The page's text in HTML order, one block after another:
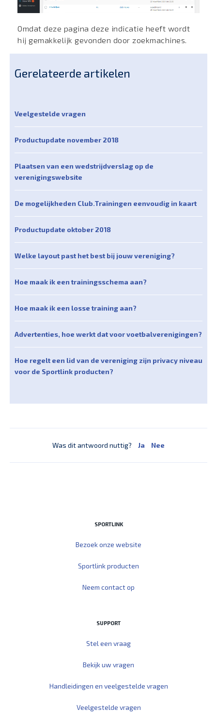
Omdat deze pagina deze indicatie heeft wordt
hij gemakkelijk gevonden door zoekmachines.
Gerelateerde artikelen
Veelgestelde vragen
Productupdate november 2018
Plaatsen van een wedstrijdverslag op de
verenigingswebsite
De mogelijkheden Club.Trainingen eenvoudig in kaart
Productupdate oktober 2018
Welke layout past het best bij jouw vereniging?
Hoe maak ik een trainingsschema aan?
Hoe maak ik een losse training aan?
Advertenties, hoe werkt dat voor voetbalverenigingen?
Hoe regelt een lid van de vereniging zijn privacy niveau
voor de Sportlink producten?
Was dit antwoord nuttig? Ja Nee
SPORTLINK
Bezoek onze website
Sportlink producten
Neem contact op
SUPPORT
Stel een vraag
Bekijk uw vragen
Handleidingen en veelgestelde vragen
Veelgestelde vragen